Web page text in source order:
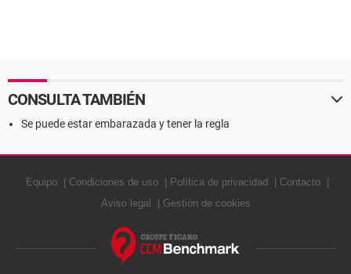
CONSULTA TAMBIÉN
Se puede estar embarazada y tener la regla
Equipo Condiciones de uso Política de privacidad
Contacto
Aviso legal
Gestión de cookies